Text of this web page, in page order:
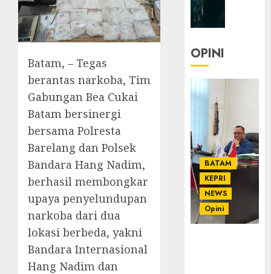
Batam, – Tegas
berantas narkoba, Tim
Gabungan Bea Cukai
Batam bersinergi
bersama Polresta
Barelang dan Polsek
Bandara Hang Nadim,
berhasil membongkar
upaya penyelundupan
narkoba dari dua
lokasi berbeda, yakni
Bandara Internasional
Hang Nadim dan
OPINI
BATAM
KEPRI
NEWS
Opini